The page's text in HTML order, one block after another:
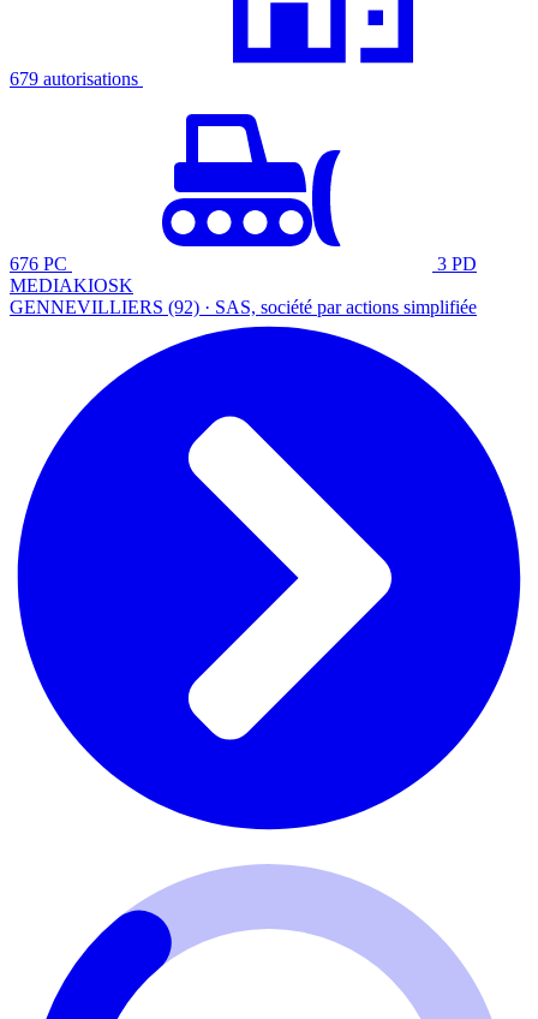
679 autorisations
676 PC
3 PD
MEDIAKIOSK
GENNEVILLIERS (92) · SAS, société par actions simplifiée